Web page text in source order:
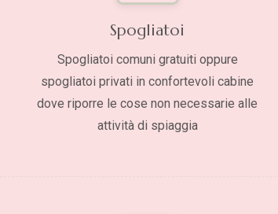
Spogliatoi
Spogliatoi comuni gratuiti oppure
spogliatoi privati in confortevoli cabine
dove riporre le cose non necessarie alle
attività di spiaggia